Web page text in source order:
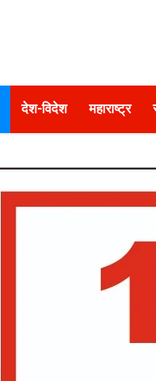
देश-विदेश महाराष्ट्र